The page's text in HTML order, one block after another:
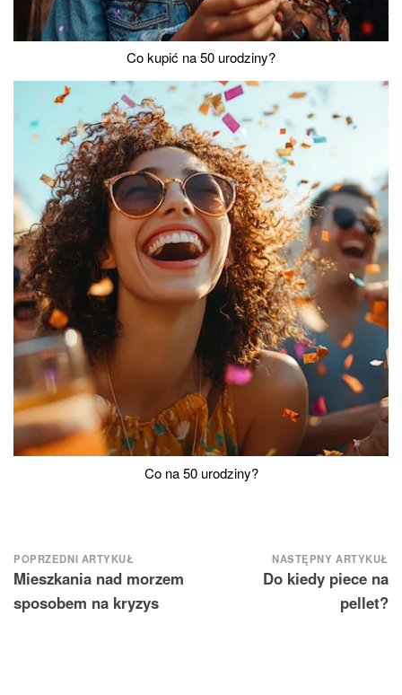
Co kupić na 50 urodziny?
Co na 50 urodziny?
Nawigacja
wpisu
POPRZEDNI ARTYKUŁ
Mieszkania nad morzem
sposobem na kryzys
NASTĘPNY ARTYKUŁ
Do kiedy piece na
pellet?